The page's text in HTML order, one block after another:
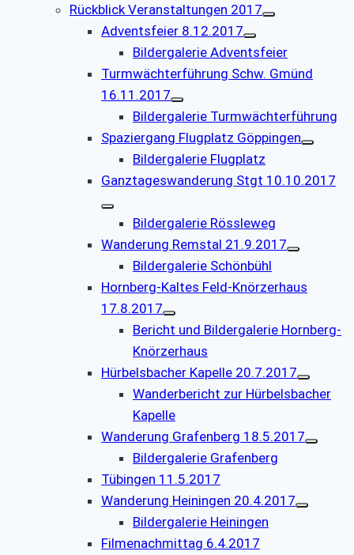
Rückblick Veranstaltungen 2017
Adventsfeier 8.12.2017
Bildergalerie Adventsfeier
Turmwächterführung Schw. Gmünd
16.11.2017
Bildergalerie Turmwächterführung
Spaziergang Flugplatz Göppingen
Bildergalerie Flugplatz
Ganztageswanderung Stgt 10.10.2017
Bildergalerie Rössleweg
Wanderung Remstal 21.9.2017
Bildergalerie Schönbühl
Hornberg-Kaltes Feld-Knörzerhaus
17.8.2017
Bericht und Bildergalerie Hornberg-
Knörzerhaus
Hürbelsbacher Kapelle 20.7.2017
Wanderbericht zur Hürbelsbacher
Kapelle
Wanderung Grafenberg 18.5.2017
Bildergalerie Grafenberg
Tübingen 11.5.2017
Wanderung Heiningen 20.4.2017
Bildergalerie Heiningen
Filmenachmittag 6.4.2017